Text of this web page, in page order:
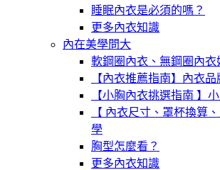
睡眠內衣是必須的嗎？
更多內衣知識
內在美學問大
軟鋼圈內衣、無鋼圈內衣
【內衣推薦指南】內衣
【小胸內衣挑選指南 】
【 內衣尺寸、罩杯換算
學
胸型怎麼看？
更多內衣知識